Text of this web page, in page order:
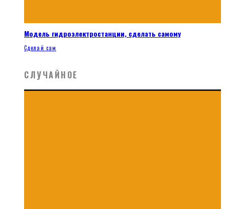
Модель гидроэлектростанции, сделать самому
Сделай сам
СЛУЧАЙНОЕ